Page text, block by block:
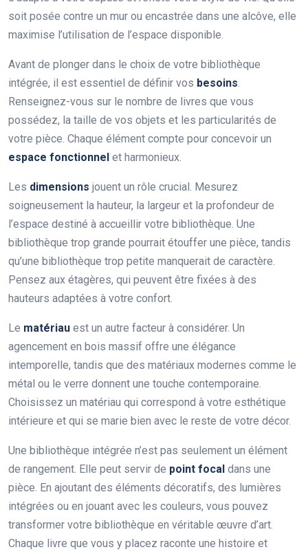
soit posée contre un mur ou encastrée dans une alcôve, elle
maximise l’utilisation de l’espace disponible.
Avant de plonger dans le choix de votre bibliothèque
intégrée, il est essentiel de définir vos besoins.
Renseignez-vous sur le nombre de livres que vous
possédez, la taille de vos objets et les particularités de
votre pièce. Chaque élément compte pour concevoir un
espace fonctionnel et harmonieux.
Les dimensions jouent un rôle crucial. Mesurez
soigneusement la hauteur, la largeur et la profondeur de
l’espace destiné à accueillir votre bibliothèque. Une
bibliothèque trop grande pourrait étouffer une pièce, tandis
qu’une bibliothèque trop petite manquerait de caractère.
Pensez aux étagères, qui peuvent être fixées à des
hauteurs adaptées à votre confort.
Le matériau est un autre facteur à considérer. Un
agencement en bois massif offre une élégance
intemporelle, tandis que des matériaux modernes comme le
métal ou le verre donnent une touche contemporaine.
Choisissez un matériau qui correspond à votre esthétique
intérieure et qui se marie bien avec le reste de votre décor.
Une bibliothèque intégrée n’est pas seulement un élément
de rangement. Elle peut servir de point focal dans une
pièce. En ajoutant des éléments décoratifs, des lumières
intégrées ou en jouant avec les couleurs, vous pouvez
transformer votre bibliothèque en véritable œuvre d’art.
Chaque livre que vous y placez raconte une histoire et